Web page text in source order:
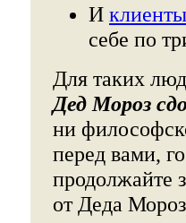
И клиенты
себе по
Для таких
Дед Мороз
ни
перед вами,
продолжайте
от Деда